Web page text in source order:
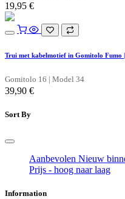
19,95 €
Trui met kabelmotief in Gomitolo Fumo
Gomitolo 16 | Model 34
39,90 €
Sort By
Aanbevolen Nieuw
Prijs - hoog naar laag
Information